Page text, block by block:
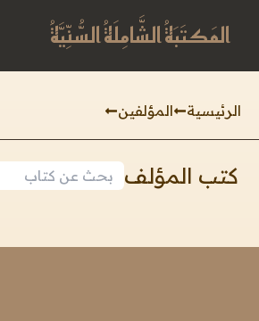
المَكتَبَةُ الشَّامِلَةُ السُّنِّيَّةُ
الرئيسية المؤلفين
كتب المؤلف